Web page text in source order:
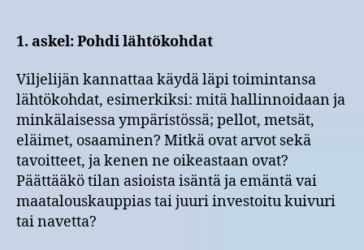
1. askel: Pohdi lähtökohdat
Viljelijän kannattaa käydä läpi toimintansa
lähtökohdat, esimerkiksi: mitä hallinnoidaan ja
minkälaisessa ympäristössä; pellot, metsät,
eläimet, osaaminen? Mitkä ovat arvot sekä
tavoitteet, ja kenen ne oikeastaan ovat?
Päättääkö tilan asioista isäntä ja emäntä vai
maatalouskauppias tai juuri investoitu kuivuri
tai navetta?